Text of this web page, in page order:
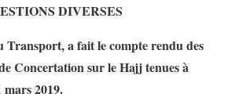
DIVERSES
Transport, a fait le compte rendu des
Concertation sur le Hajj tenues à
2019.